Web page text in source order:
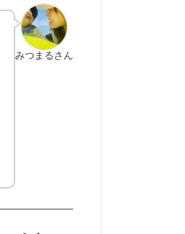
みつまるさん